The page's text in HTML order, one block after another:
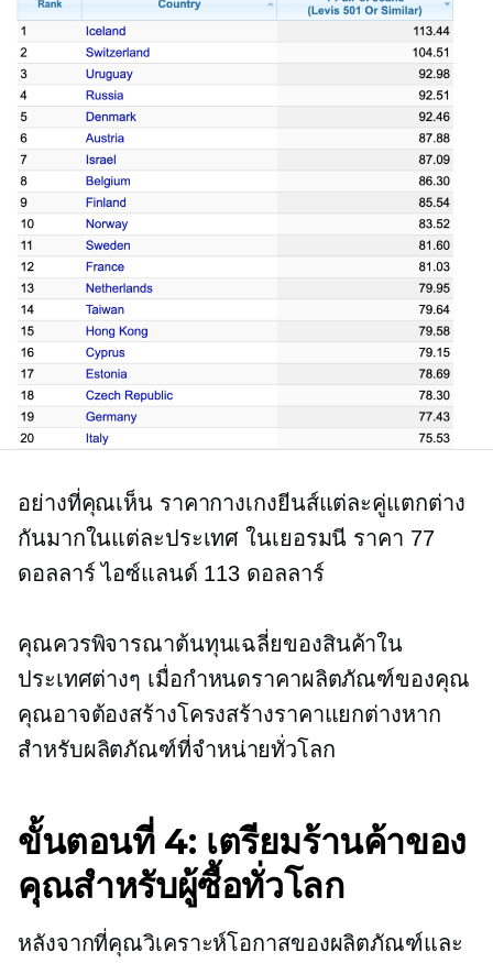
อย่างที่คุณเห็น ราคากางเกงยีนส์แต่ละคู่แตกต่าง
กันมากในแต่ละประเทศ ในเยอรมนี ราคา 77
ดอลลาร์ ไอซ์แลนด์ 113 ดอลลาร์
คุณควรพิจารณาต้นทุนเฉลี่ยของสินค้าใน
ประเทศต่างๆ เมื่อกำหนดราคาผลิตภัณฑ์ของคุณ
คุณอาจต้องสร้างโครงสร้างราคาแยกต่างหาก
สำหรับผลิตภัณฑ์ที่จำหน่ายทั่วโลก
ขั้นตอนที่ 4: เตรียมร้านค้าของ
คุณสำหรับผู้ซื้อทั่วโลก
หลังจากที่คุณวิเคราะห์โอกาสของผลิตภัณฑ์และ